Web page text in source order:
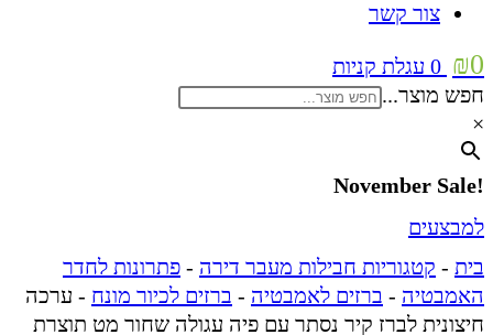
צור קשר
₪0
0 עגלת קניות
חפש מוצר...
×
!November Sale
למבצעים
בית - קטגוריות חבילות מעבר דירה - פתרונות לחדר
האמבטיה - ברזים לאמבטיה - ברזים לכיור מונח - ערכה
חיצונית לברז קיר נסתר עם פיה עגולה שחור מט תוצרת